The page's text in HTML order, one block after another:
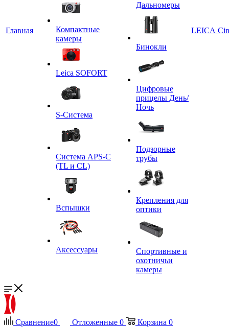
Главная
Компактные
камеры
Leica SOFORT
S-Система
Система APS-C
(TL и CL)
Вспышки
Аксессуары
Дальномеры
Бинокли
Цифровые
прицелы День/
Ночь
Подзорные
трубы
Крепления для
оптики
Спортивные и
охотничьи
камеры
LEICA
Сравнение0 Отложенные 0 Корзина 0